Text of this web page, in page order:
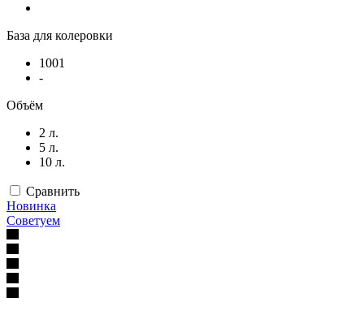
База для колеровки
1001
-
Объём
2 л.
5 л.
10 л.
Сравнить
Новинка
Советуем